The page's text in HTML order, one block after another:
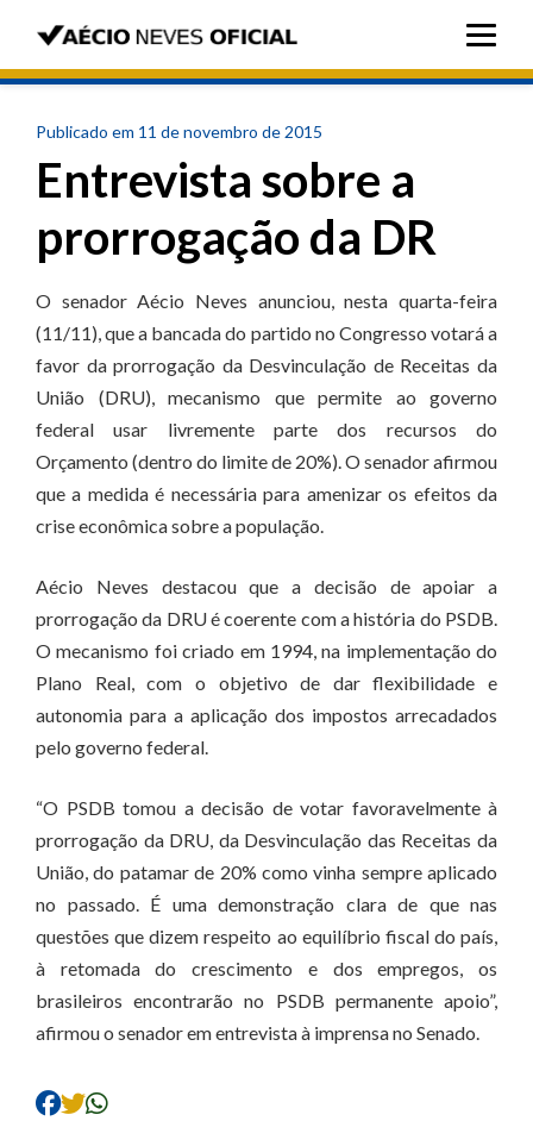
Publicado em 11 de novembro de 2015
Entrevista sobre a
prorrogação da DR
O senador Aécio Neves anunciou, nesta quarta-feira
(11/11), que a bancada do partido no Congresso votará a
favor da prorrogação da Desvinculação de Receitas da
União (DRU), mecanismo que permite ao governo
federal usar livremente parte dos recursos do
Orçamento (dentro do limite de 20%). O senador afirmou
que a medida é necessária para amenizar os efeitos da
crise econômica sobre a população.
Aécio Neves destacou que a decisão de apoiar a
prorrogação da DRU é coerente com a história do PSDB.
O mecanismo foi criado em 1994, na implementação do
Plano Real, com o objetivo de dar flexibilidade e
autonomia para a aplicação dos impostos arrecadados
pelo governo federal.
“O PSDB tomou a decisão de votar favoravelmente à
prorrogação da DRU, da Desvinculação das Receitas da
União, do patamar de 20% como vinha sempre aplicado
no passado. É uma demonstração clara de que nas
questões que dizem respeito ao equilíbrio fiscal do país,
à retomada do crescimento e dos empregos, os
brasileiros encontrarão no PSDB permanente apoio”,
afirmou o senador em entrevista à imprensa no Senado.